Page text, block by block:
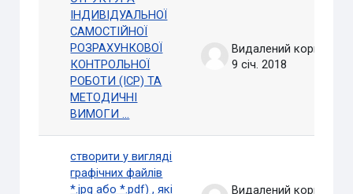
ІНДИВІДУАЛЬНОЇ
САМОСТІЙНОЇ
РОЗРАХУНКОВОЇ
КОНТРОЛЬНОЇ
РОБОТИ (ІСР) ТА
МЕТОДИЧНІ
ВИМОГИ ...
9 січ. 2018
створити у вигляді
графічних файлів
*.jpg або *.pdf) , які